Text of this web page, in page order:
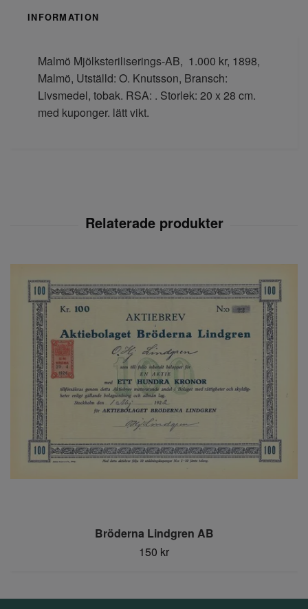
INFORMATION
Malmö Mjölksteriliserings-AB, 1.000 kr, 1898,
Malmö, Utställd: O. Knutsson, Bransch:
Livsmedel, tobak. RSA: . Storlek: 20 x 28 cm.
med kuponger. lätt vikt.
Bröderna Lindgren AB
150 kr